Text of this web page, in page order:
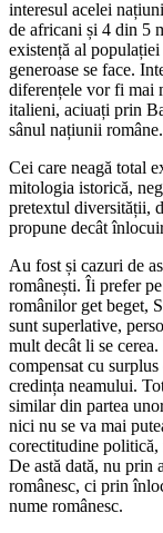
interesul acelei
de africani și 4 din 5
existență al
generoase se face.
diferențele vor fi mai
italieni, aciuați prin
sânul națiunii române.
Cei care neagă total
mitologia istorică,
pretextul diversității,
propune decât
Au fost și cazuri de
românești. Îi prefer
românilor get beget,
sunt superlative,
mult decât li se
compensat cu
credința neamului.
similar din partea
nici nu se va mai
corectitudine
De astă dată, nu prin
românesc, ci prin
nume românesc.